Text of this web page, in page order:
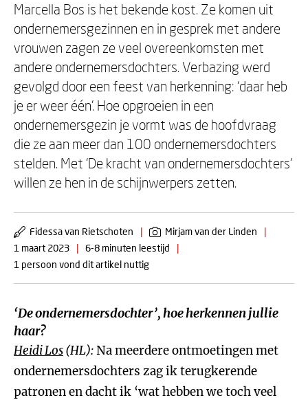
Marcella Bos is het bekende kost. Ze komen uit
ondernemersgezinnen en in gesprek met andere
vrouwen zagen ze veel overeenkomsten met
andere ondernemersdochters. Verbazing werd
gevolgd door een feest van herkenning: ‘daar heb
je er weer één’. Hoe opgroeien in een
ondernemersgezin je vormt was de hoofdvraag
die ze aan meer dan 100 ondernemersdochters
stelden. Met ‘De kracht van ondernemersdochters’
willen ze hen in de schijnwerpers zetten.
Fidessa van Rietschoten | Mirjam van der Linden
|
1 maart 2023
| 6-8 minuten leestijd
|
1 persoon vond dit artikel nuttig
‘De ondernemersdochter’, hoe herkennen jullie
haar?
Heidi Los(HL):Na meerdere ontmoetingen met
ondernemersdochters zag ik terugkerende
patronen en dacht ik ‘wat hebben we toch veel